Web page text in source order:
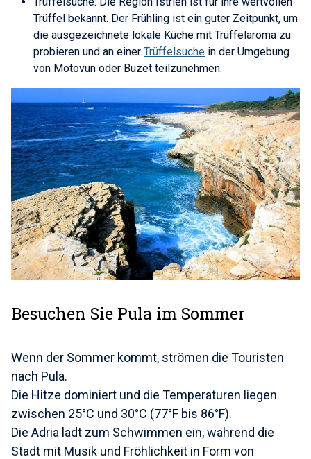
Trüffel bekannt. Der Frühling ist ein guter Zeitpunkt, um
die ausgezeichnete lokale Küche mit Trüffelaroma zu
probieren und an einer Trüffelsuche in der Umgebung
von Motovun oder Buzet teilzunehmen.
Besuchen Sie Pula im Sommer
Wenn der Sommer kommt, strömen die Touristen
nach Pula.
Die Hitze dominiert und die Temperaturen liegen
zwischen 25°C und 30°C (77°F bis 86°F).
Die Adria lädt zum Schwimmen ein, während die
Stadt mit Musik und Fröhlichkeit in Form von